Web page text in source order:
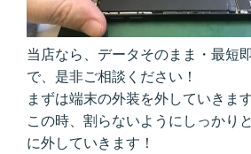
当店なら、データそのまま・最短
で、是非ご相談ください！
まずは端末の外装を外していきます
この時、割らないようにしっかり
に外していきます！